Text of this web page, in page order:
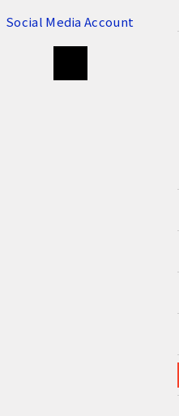
Social Media Account